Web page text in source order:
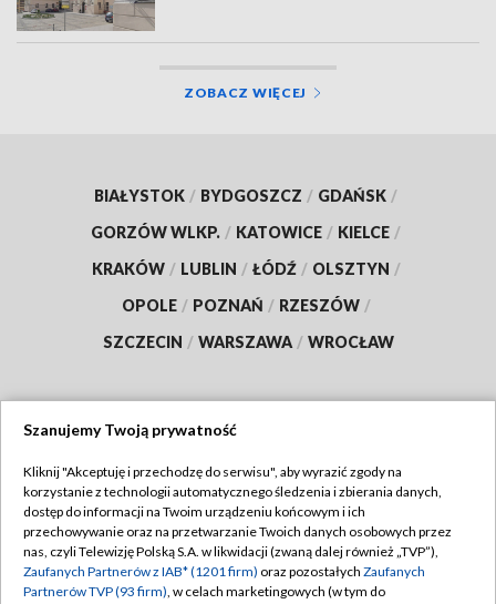
ZOBACZ WIĘCEJ
BIAŁYSTOK / BYDGOSZCZ / GDAŃSK /
GORZÓW WLKP. / KATOWICE / KIELCE /
KRAKÓW / LUBLIN / ŁÓDŹ / OLSZTYN /
OPOLE / POZNAŃ / RZESZÓW /
SZCZECIN / WARSZAWA / WROCŁAW
TVP
Abonament TVP
Emisja w TVP
Regulamin TVP
Polityka prywatności
Szanujemy Twoją prywatność
Kliknij "Akceptuję i przechodzę do serwisu", aby wyrazić zgody na
korzystanie z technologii automatycznego śledzenia i zbierania danych,
dostęp do informacji na Twoim urządzeniu końcowym i ich
przechowywanie oraz na przetwarzanie Twoich danych osobowych przez
nas, czyli Telewizję Polską S.A. w likwidacji (zwaną dalej również „TVP”),
Zaufanych Partnerów z IAB* (1201 firm) oraz pozostałych Zaufanych
Partnerów TVP (93 firm), w celach marketingowych (w tym do